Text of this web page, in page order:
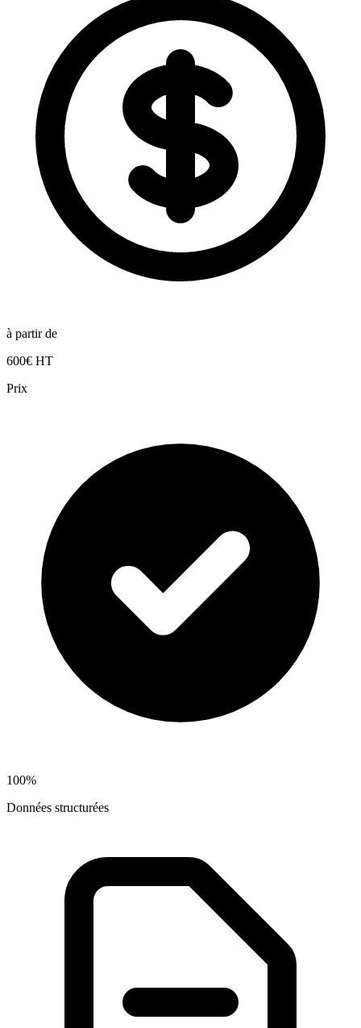
à partir de
600€ HT
Prix
100%
Données structurées